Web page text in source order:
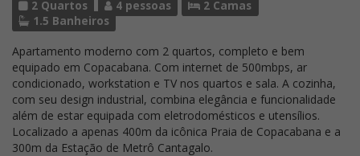
2 Quartos 4 pessoas
2 Camas
1.5 Banheiros
Apartamento moderno com 2 quartos, completo e bem
equipado em Copacabana. Com internet de 500mbps, ar
condicionado, workstation e TV nos quartos e sala. A cozinha,
com seu design industrial, combina elegância e funcionalidade
além de estar equipada com eletrodomésticos e utensílios.
Localizado a apenas 400m da icônica Praia de Copacabana e a
300m da Estação de Metrô Cantagalo.